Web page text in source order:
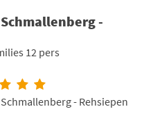
-
12 pers
Schmallenberg - Rehsiepen